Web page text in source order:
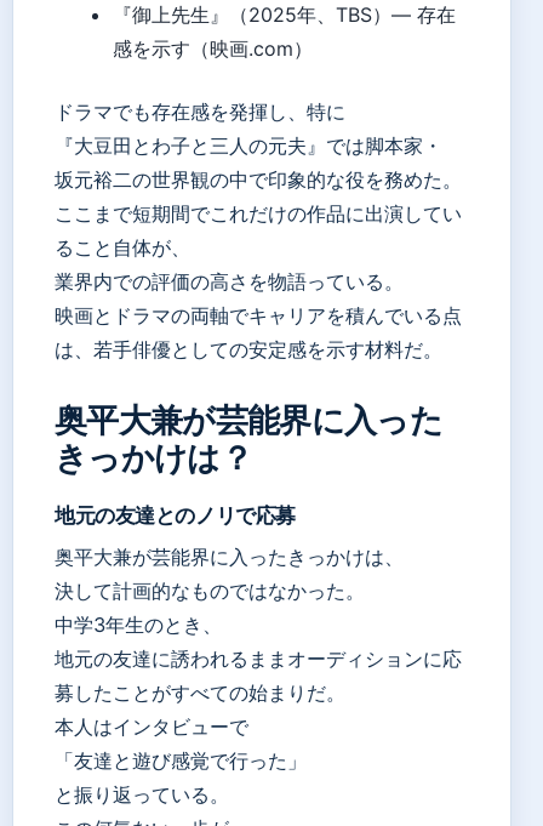
『御上先生』（2025年、TBS）— 存在
感を示す（映画.com）
ドラマでも存在感を発揮し、特に
『大豆田とわ子と三人の元夫』では脚本家・
坂元裕二の世界観の中で印象的な役を務めた。
ここまで短期間でこれだけの作品に出演してい
ること自体が、
業界内での評価の高さを物語っている。
映画とドラマの両軸でキャリアを積んでいる点
は、若手俳優としての安定感を示す材料だ。
奥平大兼が芸能界に入った
きっかけは？
地元の友達とのノリで応募
奥平大兼が芸能界に入ったきっかけは、
決して計画的なものではなかった。
中学3年生のとき、
地元の友達に誘われるままオーディションに応
募したことがすべての始まりだ。
本人はインタビューで
「友達と遊び感覚で行った」
と振り返っている。